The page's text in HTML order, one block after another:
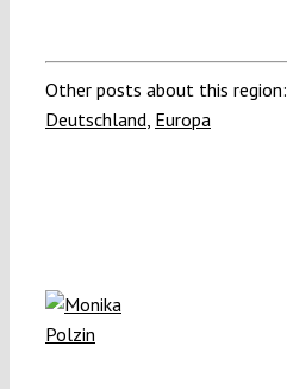
Other posts about this region:
Deutschland, Europa